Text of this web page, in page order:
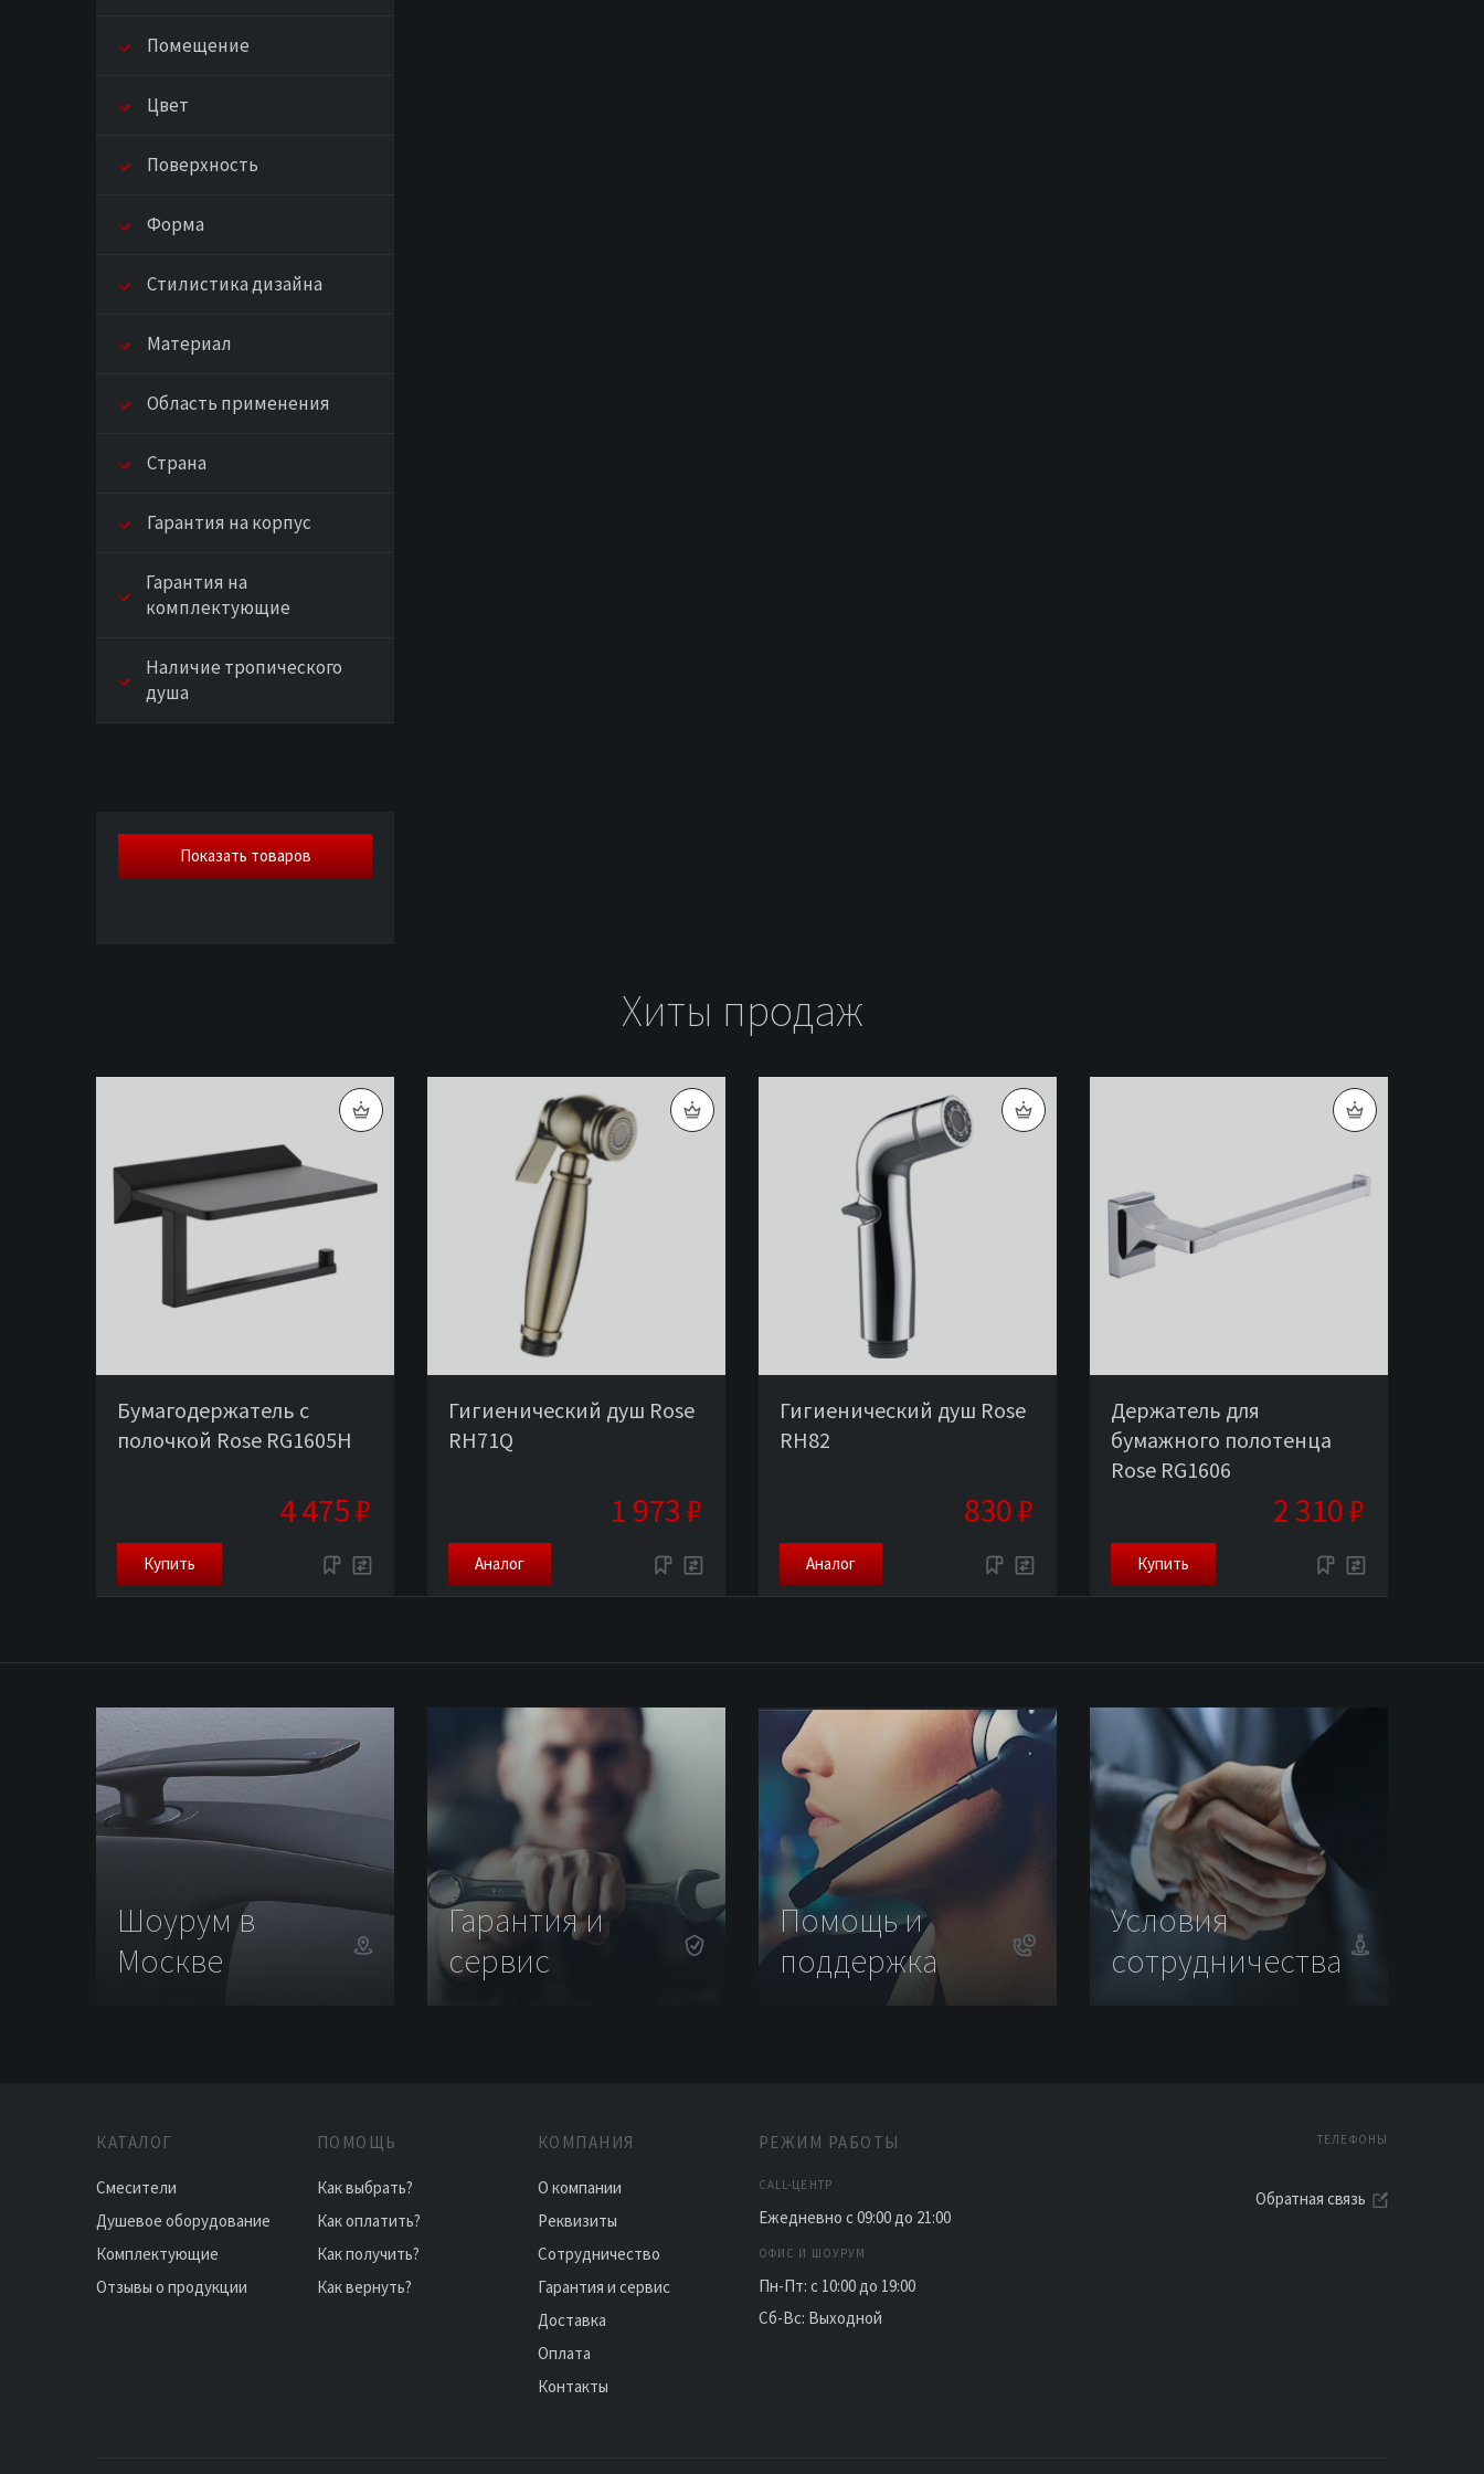
Помещение
Цвет
Поверхность
Форма
Стилистика дизайна
Материал
Область применения
Страна
Гарантия на корпус
Гарантия на
комплектующие
Наличие тропического
душа
Показать товаров
Хиты продаж
Бумагодержатель с
полочкой Rose RG1605H
4 475 ₽
Купить
Гигиенический душ Rose
RH71Q
1 973 ₽
Аналог
Гигиенический душ Rose
RH82
830 ₽
Аналог
Держатель для
бумажного полотенца
Rose RG1606
2 310 ₽
Купить
Шоурум в
Москве
Гарантия и
сервис
Помощь и
поддержка
Условия
сотрудничества
КАТАЛОГ
Смесители
Душевое оборудование
Комплектующие
Отзывы о продукции
ПОМОЩЬ
Как выбрать?
Как оплатить?
Как получить?
Как вернуть?
КОМПАНИЯ
О компании
Реквизиты
Сотрудничество
Гарантия и сервис
Доставка
Оплата
Контакты
РЕЖИМ РАБОТЫ
CALL-ЦЕНТР
Ежедневно с 09:00 до 21:00
ОФИС И ШОУРУМ
Пн-Пт: с 10:00 до 19:00
Сб-Вс: Выходной
ТЕЛЕФОНЫ
Обратная связь